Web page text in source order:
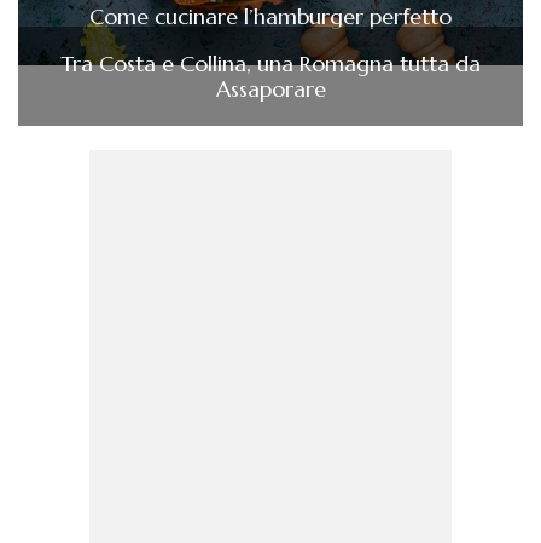
Come cucinare l’hamburger perfetto
Tra Costa e Collina, una Romagna tutta da
Assaporare